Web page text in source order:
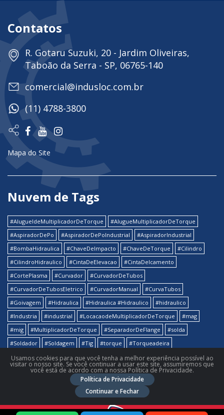
Contatos
R. Gotaru Suzuki, 20 - Jardim Oliveiras,
Taboão da Serra - SP, 06765-140
comercial@indusloc.com.br
(11) 4788-3800
Mapa do Site
Nuvem de Tags
#AlugueldeMultiplicadorDeTorque
#AlugueMultiplicadorDeTorque
#AspiradorDePo
#AspiradorDePoIndustrial
#AspiradorIndustrial
#BombaHidraulica
#ChaveDeImpacto #ChaveDeTorque
#Cilindro
#CilindroHidraulico
#CintaDeElevacao
#CintaDeIcamento
#CortePlasma
#Curvador
#CurvadorDeTubos
#CurvadorDeTubosEletrico
#CurvadorManual
#CurvaTubos
#Goivagem
#Hidraulica #Hidraulica #Hidraulico
#hidraulico
#Industria
#industrial #LocacaodeMultiplicadorDeTorque
#mag
#mig
#MultiplicadorDeTorque #SeparadorDeFlange
#solda
#Soldador
#Soldagem #Tig #torque
#Torqueadeira
#Torqueamento
#Tubos #Tubulacao
2016 - Indusloc - Todos os direitos reservados
Usamos cookies para que você tenha a melhor experiência possível ao
visitar o nosso site. Se você continuar a usar este site, assumiremos que
você está de acordo com a nossa Política de Privacidade.
Política de Privacidade
Continuar e Fechar